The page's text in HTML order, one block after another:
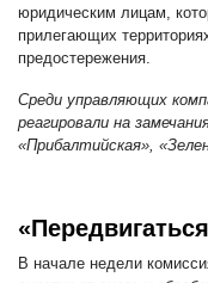
юридическим лицам,
прилегающих
предостережения.
Среди управляющих
реагировали на
«Прибалтийская»,
В начале недели